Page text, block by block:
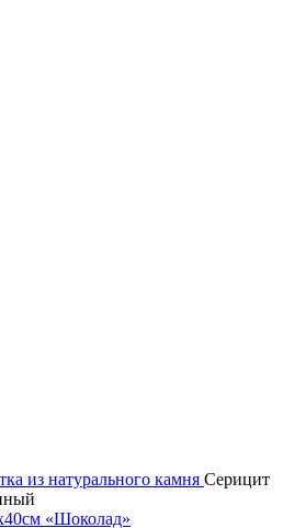
из натурального камня Серицит